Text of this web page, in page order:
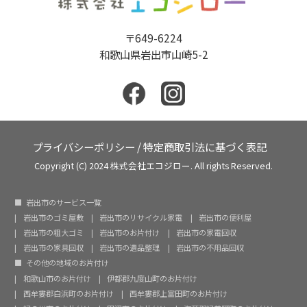
〒649-6224
和歌山県岩出市山崎5-2
プライバシーポリシー /特定商取引法に基づく表記
Copyright (C) 2024 株式会社エコジロー. All rights Reserved.
岩出市のサービス一覧
岩出市のゴミ屋敷
岩出市のリサイクル家電
岩出市の便利屋
岩出市の粗大ゴミ
岩出市のお片付け
岩出市の家電回収
岩出市の家具回収
岩出市の遺品整理
岩出市の不用品回収
その他の地域のお片付け
和歌山市のお片付け
伊都郡九度山町のお片付け
西牟婁郡白浜町のお片付け
西牟婁郡上富田町のお片付け